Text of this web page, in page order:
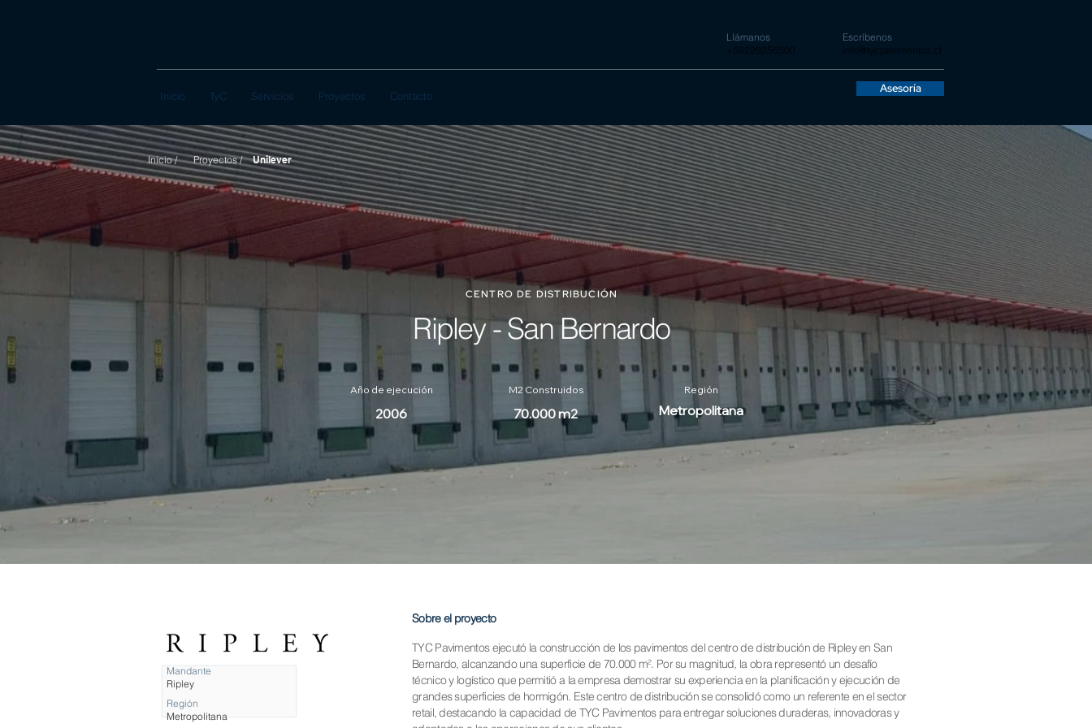
Llámanos
+56229256500
Escríbenos
info@tycpavimentos.cl
Inicio TyC Servicios Proyectos Contacto
Asesoría
Inicio / Proyectos / Unilever
CENTRO DE DISTRIBUCIÓN
Ripley - San Bernardo
Año de ejecución
2006
M2 Construidos
70.000 m2
Región
Metropolitana
Región
Metropolitana
Mandante
Ripley
Sobre el proyecto
TYC Pavimentos ejecutó la construcción de los pavimentos del centro de distribución de Ripley en San
Bernardo, alcanzando una superficie de 70.000 m². Por su magnitud, la obra representó un desafío
técnico y logístico que permitió a la empresa demostrar su experiencia en la planificación y ejecución de
grandes superficies de hormigón. Este centro de distribución se consolidó como un referente en el sector
retail, destacando la capacidad de TYC Pavimentos para entregar soluciones duraderas, innovadoras y